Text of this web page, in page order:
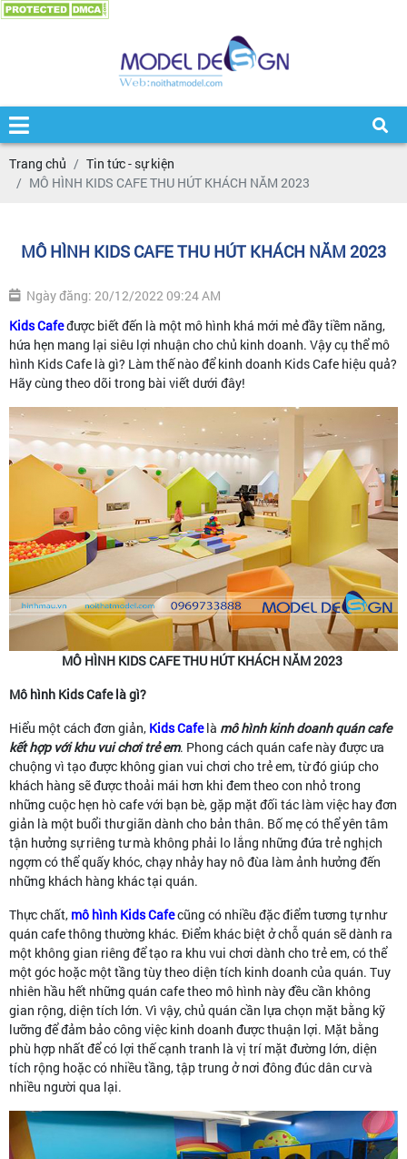
Trang chủ
Tin tức - sự kiện
MÔ HÌNH KIDS CAFE THU HÚT KHÁCH NĂM 2023
MÔ HÌNH KIDS CAFE THU HÚT KHÁCH NĂM 2023
Ngày đăng: 20/12/2022 09:24 AM
Kids Cafeđược biết đến là một mô hình khá mới mẻ đầy tiềm năng,
hứa hẹn mang lại siêu lợi nhuận cho chủ kinh doanh. Vậy cụ thể mô
hình Kids Cafe là gì? Làm thế nào để kinh doanh Kids Cafe hiệu quả?
Hãy cùng theo dõi trong bài viết dưới đây!
MÔ HÌNH KIDS CAFE THU HÚT KHÁCH NĂM 2023
Mô hình Kids Cafe là gì?
Hiểu một cách đơn giản, Kids Cafelà mô hình kinh doanh quán cafe
kết hợp với khu vui chơi trẻ em. Phong cách quán cafe này được ưa
chuộng vì tạo được không gian vui chơi cho trẻ em, từ đó giúp cho
khách hàng sẽ được thoải mái hơn khi đem theo con nhỏ trong
những cuộc hẹn hò cafe với bạn bè, gặp mặt đối tác làm việc hay đơn
giản là một buổi thư giãn dành cho bản thân. Bố mẹ có thể yên tâm
tận hưởng sự riêng tư mà không phải lo lắng những đứa trẻ nghịch
ngợm có thể quấy khóc, chạy nhảy hay nô đùa làm ảnh hưởng đến
những khách hàng khác tại quán.
Thực chất, mô hình Kids Cafecũng có nhiều đặc điểm tương tự như
quán cafe thông thường khác. Điểm khác biệt ở chỗ quán sẽ dành ra
một không gian riêng để tạo ra khu vui chơi dành cho trẻ em, có thể
một góc hoặc một tầng tùy theo diện tích kinh doanh của quán. Tuy
nhiên hầu hết những quán cafe theo mô hình này đều cần không
gian rộng, diện tích lớn. Vì vậy, chủ quán cần lựa chọn mặt bằng kỹ
lưỡng để đảm bảo công việc kinh doanh được thuận lợi. Mặt bằng
phù hợp nhất để có lợi thế cạnh tranh là vị trí mặt đường lớn, diện
tích rộng hoặc có nhiều tầng, tập trung ở nơi đông đúc dân cư và
nhiều người qua lại.